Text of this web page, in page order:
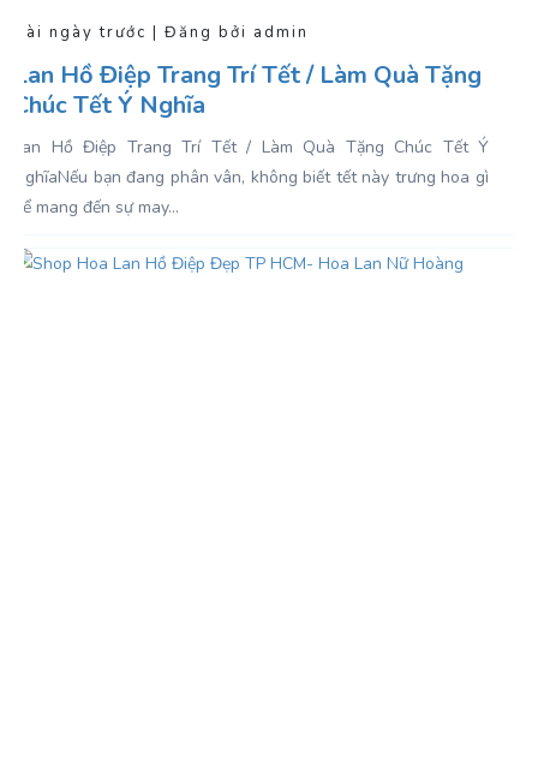
Vài ngày trước | Đăng bởi admin
Lan Hồ Điệp Trang Trí Tết / Làm Quà Tặng
Chúc Tết Ý Nghĩa
Lan Hồ Điệp Trang Trí Tết / Làm Quà Tặng Chúc Tết Ý
NghĩaNếu bạn đang phân vân, không biết tết này trưng hoa gì
để mang đến sự may...